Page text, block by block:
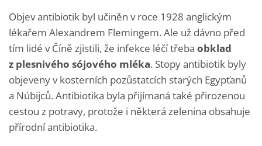
Objev antibiotik byl učiněn v roce 1928 anglickým
lékařem Alexandrem Flemingem. Ale už dávno před
tím lidé v Číně zjistili, že infekce léčí třeba obklad
z plesnivého sójového mléka. Stopy antibiotik byly
objeveny v kosterních pozůstatcích starých Egypťanů
a Núbijců. Antibiotika byla přijímaná také přirozenou
cestou z potravy, protože i některá zelenina obsahuje
přírodní antibiotika.